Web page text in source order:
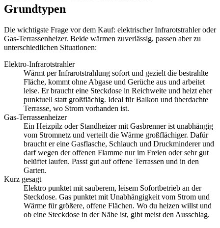
Grundtypen
Die wichtigste Frage vor dem Kauf: elektrischer Infrarotstrahler oder
Gas-Terrassenheizer. Beide wärmen zuverlässig, passen aber zu
unterschiedlichen Situationen:
Elektro-Infrarotstrahler
Wärmt per Infrarotstrahlung sofort und gezielt die bestrahlte
Fläche, kommt ohne Abgase und Gerüche aus und arbeitet
leise. Er braucht eine Steckdose in Reichweite und heizt eher
punktuell statt großflächig. Ideal für Balkon und überdachte
Terrasse, wo Strom vorhanden ist.
Gas-Terrassenheizer
Ein Heizpilz oder Standheizer mit Gasbrenner ist unabhängig
vom Stromnetz und verteilt die Wärme großflächiger. Dafür
braucht er eine Gasflasche, Schlauch und Druckminderer und
darf wegen der offenen Flamme nur im Freien oder sehr gut
belüftet laufen. Passt gut auf offene Terrassen und in den
Garten.
Kurz gesagt
Elektro punktet mit sauberem, leisem Sofortbetrieb an der
Steckdose. Gas punktet mit Unabhängigkeit vom Strom und
Wärme für größere, offene Flächen. Wo du heizen willst und
ob eine Steckdose in der Nähe ist, gibt meist den Ausschlag.